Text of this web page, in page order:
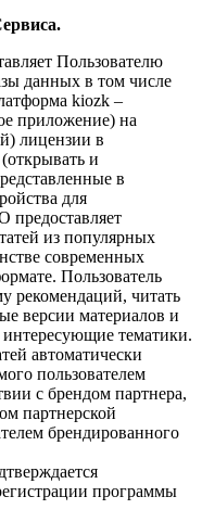
Пользователю
данных в том числе
kiozk –
приложение) на
лицензии в
и
в
для
из популярных
современных
Пользователь
рекомендаций, читать
версии материалов и
тематики.
автоматически
пользователем
с брендом партнера,
партнерской
брендированного
программы